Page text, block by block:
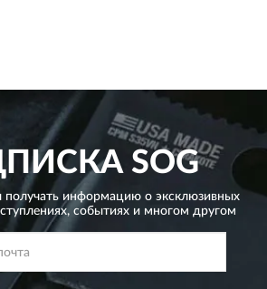
SOG
получать информацию о эксклюзивных
событиях и многом другом